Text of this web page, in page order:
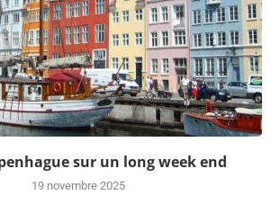
sur un long week end
19 novembre 2025